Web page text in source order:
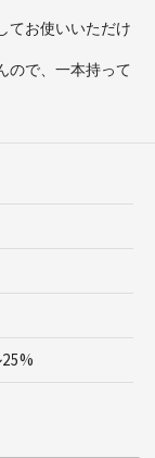
てお使いいただけ
ので、一本持って